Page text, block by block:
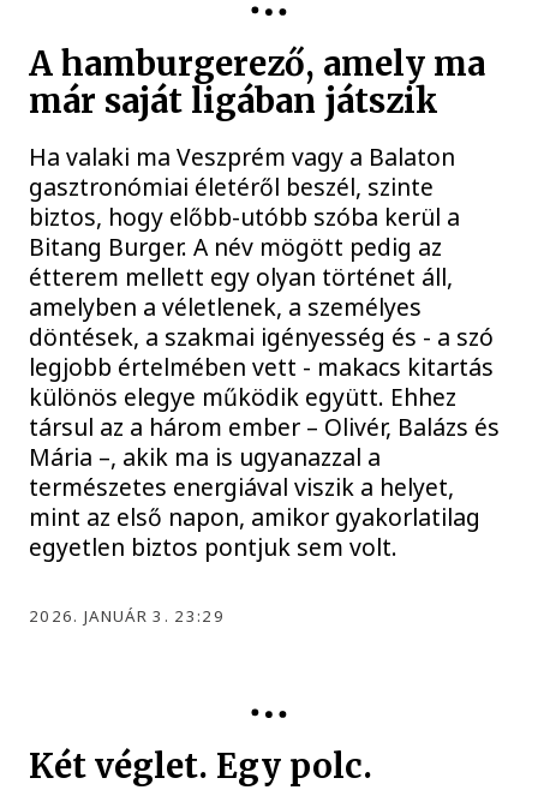
A hamburgerező, amely ma
már saját ligában játszik
Ha valaki ma Veszprém vagy a Balaton
gasztronómiai életéről beszél, szinte
biztos, hogy előbb-utóbb szóba kerül a
Bitang Burger. A név mögött pedig az
étterem mellett egy olyan történet áll,
amelyben a véletlenek, a személyes
döntések, a szakmai igényesség és - a szó
legjobb értelmében vett - makacs kitartás
különös elegye működik együtt. Ehhez
társul az a három ember – Olivér, Balázs és
Mária –, akik ma is ugyanazzal a
természetes energiával viszik a helyet,
mint az első napon, amikor gyakorlatilag
egyetlen biztos pontjuk sem volt.
2026. JANUÁR 3. 23:29
Két véglet. Egy polc.